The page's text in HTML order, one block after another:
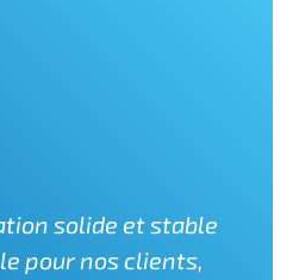
solide et stable
pour nos clients,